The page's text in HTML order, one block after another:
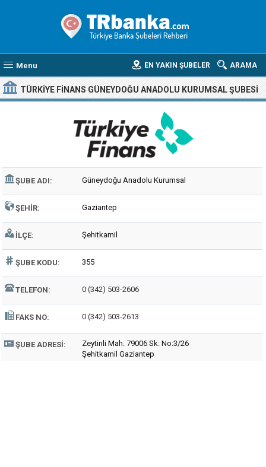
Menu ARAMA
EN YAKIN ŞUBELER
TÜRKIYE FINANS GÜNEYDOĞU ANADOLU KURUMSAL ŞUBESI
ŞUBE ADI: Güneydoğu Anadolu Kurumsal
ŞEHIR: Gaziantep
İLÇE: Şehitkamil
ŞUBE KODU: 355
TELEFON: 0 (342) 503-2606
FAKS NO: 0 (342) 503-2613
ŞUBE ADRESI:
Zeytinli Mah. 79006 Sk. No:3/26
Şehitkamil Gaziantep